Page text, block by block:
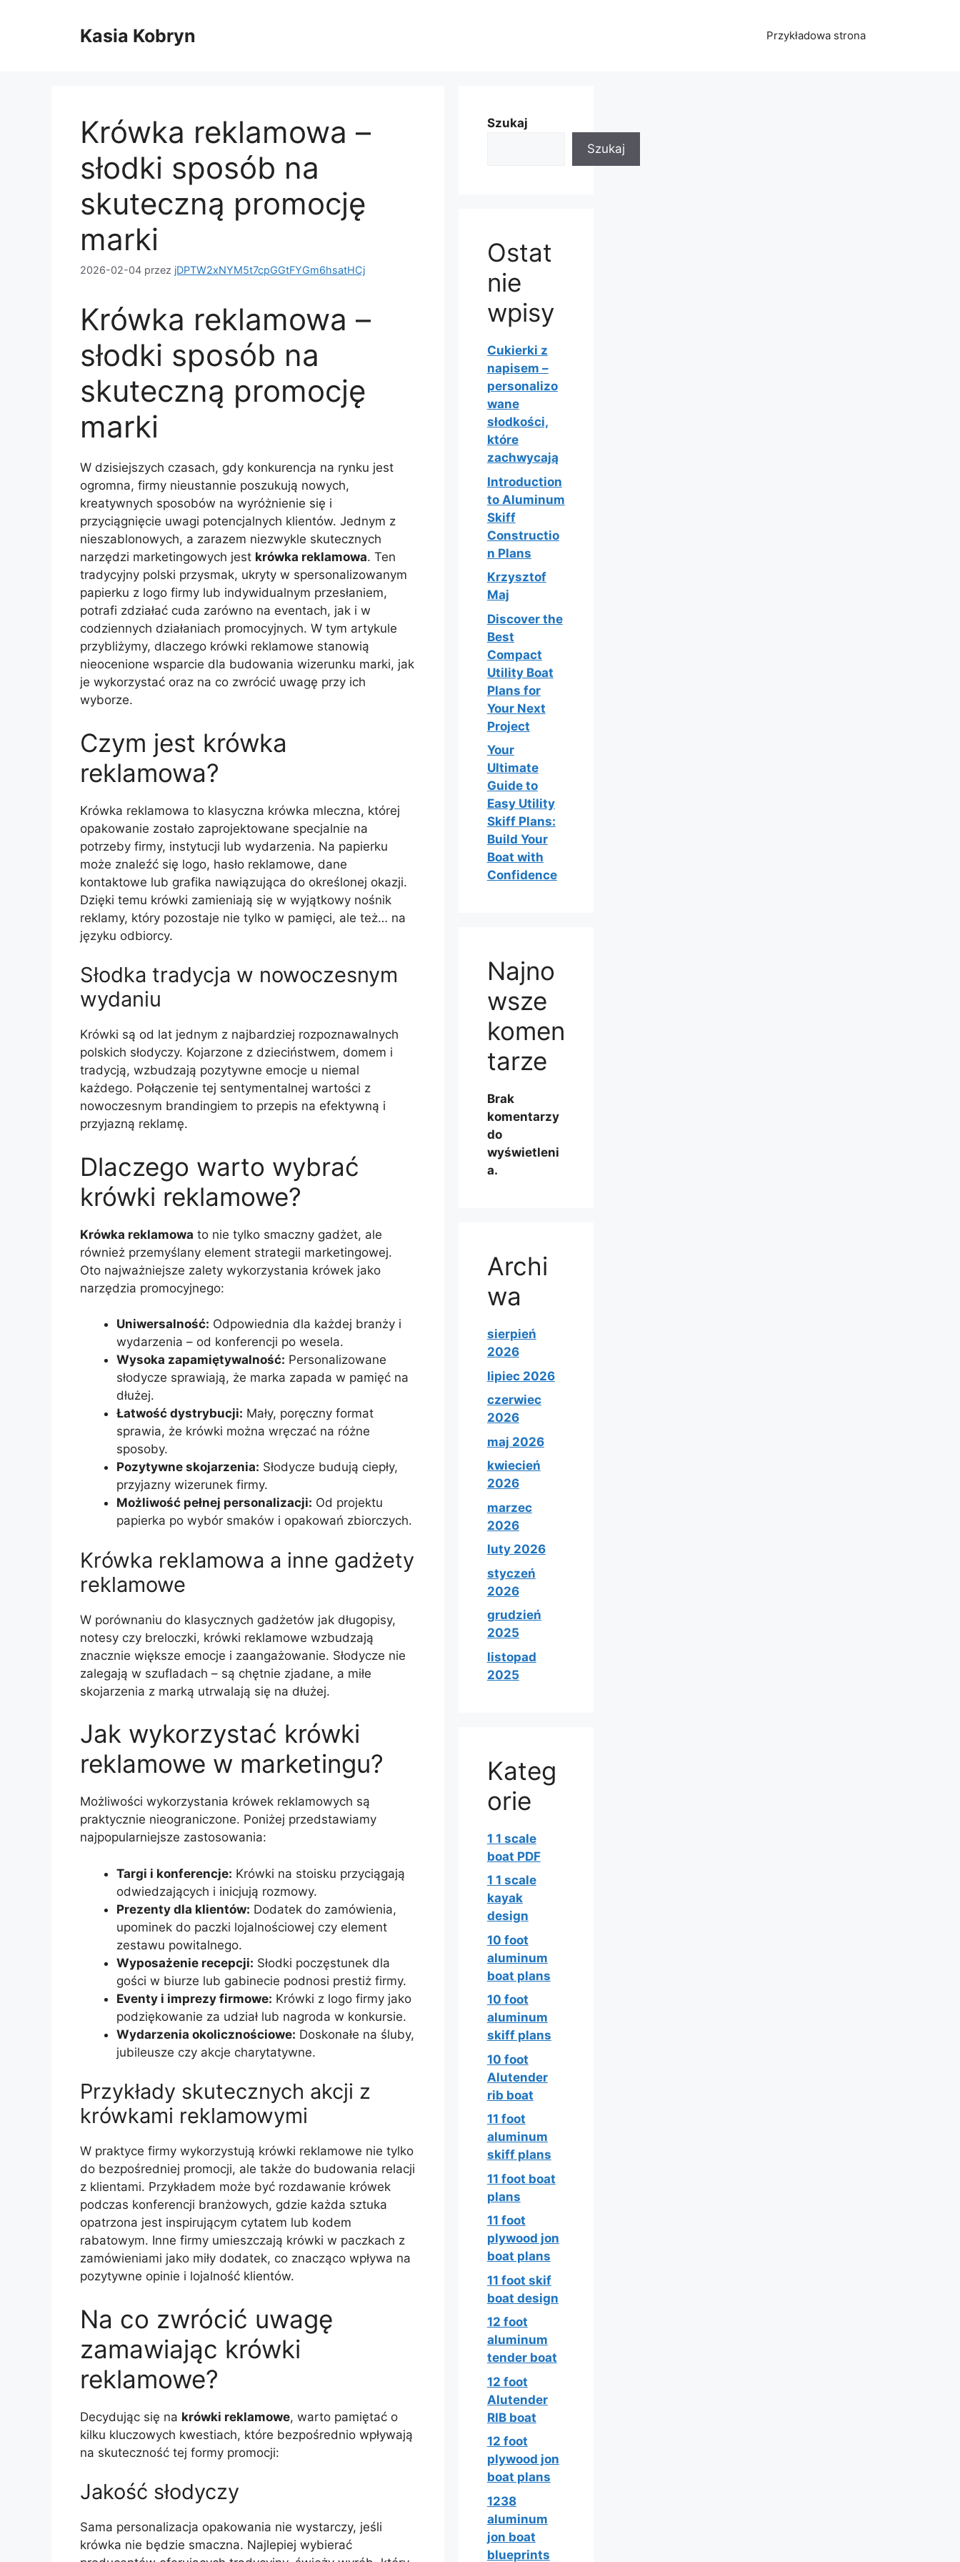
Kasia Kobryn Przykładowa strona
Krówka reklamowa –
słodki sposób na
skuteczną promocję
marki
2026-02-04 przez jDPTW2xNYM5t7cpGGtFYGm6hsatHCj
Krówka reklamowa –
słodki sposób na
skuteczną promocję
marki
W dzisiejszych czasach, gdy konkurencja na rynku jest
ogromna, firmy nieustannie poszukują nowych,
kreatywnych sposobów na wyróżnienie się i
przyciągnięcie uwagi potencjalnych klientów. Jednym z
nieszablonowych, a zarazem niezwykle skutecznych
narzędzi marketingowych jest krówka reklamowa. Ten
tradycyjny polski przysmak, ukryty w spersonalizowanym
papierku z logo firmy lub indywidualnym przesłaniem,
potrafi zdziałać cuda zarówno na eventach, jak i w
codziennych działaniach promocyjnych. W tym artykule
przybliżymy, dlaczego krówki reklamowe stanowią
nieocenione wsparcie dla budowania wizerunku marki, jak
je wykorzystać oraz na co zwrócić uwagę przy ich
wyborze.
Czym jest krówka
reklamowa?
Krówka reklamowa to klasyczna krówka mleczna, której
opakowanie zostało zaprojektowane specjalnie na
potrzeby firmy, instytucji lub wydarzenia. Na papierku
może znaleźć się logo, hasło reklamowe, dane
kontaktowe lub grafika nawiązująca do określonej okazji.
Dzięki temu krówki zamieniają się w wyjątkowy nośnik
reklamy, który pozostaje nie tylko w pamięci, ale też… na
języku odbiorcy.
Słodka tradycja w nowoczesnym
wydaniu
Krówki są od lat jednym z najbardziej rozpoznawalnych
polskich słodyczy. Kojarzone z dzieciństwem, domem i
tradycją, wzbudzają pozytywne emocje u niemal
każdego. Połączenie tej sentymentalnej wartości z
nowoczesnym brandingiem to przepis na efektywną i
przyjazną reklamę.
Dlaczego warto wybrać
krówki reklamowe?
Krówka reklamowa to nie tylko smaczny gadżet, ale
również przemyślany element strategii marketingowej.
Oto najważniejsze zalety wykorzystania krówek jako
narzędzia promocyjnego:
Uniwersalność: Odpowiednia dla każdej branży i
wydarzenia – od konferencji po wesela.
Wysoka zapamiętywalność: Personalizowane
słodycze sprawiają, że marka zapada w pamięć na
dłużej.
Łatwość dystrybucji: Mały, poręczny format
sprawia, że krówki można wręczać na różne
sposoby.
Pozytywne skojarzenia: Słodycze budują ciepły,
przyjazny wizerunek firmy.
Możliwość pełnej personalizacji: Od projektu
papierka po wybór smaków i opakowań zbiorczych.
Krówka reklamowa a inne gadżety
reklamowe
W porównaniu do klasycznych gadżetów jak długopisy,
notesy czy breloczki, krówki reklamowe wzbudzają
znacznie większe emocje i zaangażowanie. Słodycze nie
zalegają w szufladach – są chętnie zjadane, a miłe
skojarzenia z marką utrwalają się na dłużej.
Jak wykorzystać krówki
reklamowe w marketingu?
Możliwości wykorzystania krówek reklamowych są
praktycznie nieograniczone. Poniżej przedstawiamy
najpopularniejsze zastosowania:
Targi i konferencje: Krówki na stoisku przyciągają
odwiedzających i inicjują rozmowy.
Prezenty dla klientów: Dodatek do zamówienia,
upominek do paczki lojalnościowej czy element
zestawu powitalnego.
Wyposażenie recepcji: Słodki poczęstunek dla
gości w biurze lub gabinecie podnosi prestiż firmy.
Eventy i imprezy firmowe: Krówki z logo firmy jako
podziękowanie za udział lub nagroda w konkursie.
Wydarzenia okolicznościowe: Doskonałe na śluby,
jubileusze czy akcje charytatywne.
Przykłady skutecznych akcji z
krówkami reklamowymi
W praktyce firmy wykorzystują krówki reklamowe nie tylko
do bezpośredniej promocji, ale także do budowania relacji
z klientami. Przykładem może być rozdawanie krówek
podczas konferencji branżowych, gdzie każda sztuka
opatrzona jest inspirującym cytatem lub kodem
rabatowym. Inne firmy umieszczają krówki w paczkach z
zamówieniami jako miły dodatek, co znacząco wpływa na
pozytywne opinie i lojalność klientów.
Na co zwrócić uwagę
zamawiając krówki
reklamowe?
Decydując się na krówki reklamowe, warto pamiętać o
kilku kluczowych kwestiach, które bezpośrednio wpływają
na skuteczność tej formy promocji:
Jakość słodyczy
Sama personalizacja opakowania nie wystarczy, jeśli
krówka nie będzie smaczna. Najlepiej wybierać
Szukaj
Szukaj
Ostat
nie
wpisy
Cukierki z
napisem –
personalizo
wane
słodkości,
które
zachwycają
Introduction
to Aluminum
Skiff
Constructio
n Plans
Krzysztof
Maj
Discover the
Best
Compact
Utility Boat
Plans for
Your Next
Project
Your
Ultimate
Guide to
Easy Utility
Skiff Plans:
Build Your
Boat with
Confidence
Najno
wsze
komen
tarze
Brak
komentarzy
do
wyświetleni
a.
Archi
wa
sierpień
2026
lipiec 2026
czerwiec
2026
maj 2026
kwiecień
2026
marzec
2026
luty 2026
styczeń
2026
grudzień
2025
listopad
2025
Kateg
orie
1 1 scale
boat PDF
1 1 scale
kayak
design
10 foot
aluminum
boat plans
10 foot
aluminum
skiff plans
10 foot
Alutender
rib boat
11 foot
aluminum
skiff plans
11 foot boat
plans
11 foot
plywood jon
boat plans
11 foot skif
boat design
12 foot
aluminum
tender boat
12 foot
Alutender
RIB boat
12 foot
plywood jon
boat plans
1238
aluminum
jon boat
blueprints